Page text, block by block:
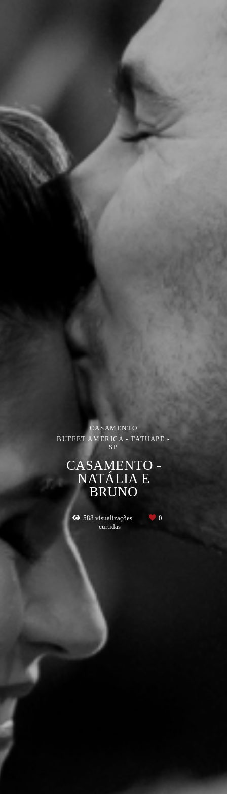
CASAMENTO
BUFFET AMÉRICA - TATUAPÉ -
SP
CASAMENTO -
NATÁLIA E
BRUNO
588 visualizações
0
curtidas